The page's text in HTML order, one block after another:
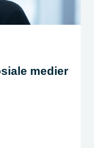
medier